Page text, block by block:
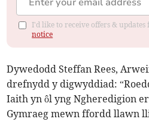
I'd like to receive offers &
notice
Dywedodd Steffan Rees,
drefnydd y digwyddiad:
Iaith yn ôl yng Ngheredigion
Gymraeg mewn ffordd llawn